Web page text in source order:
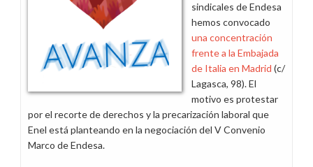
sindicales de Endesa
hemos convocado
una concentración
frente a la Embajada
de Italia en Madrid (c/
Lagasca, 98). El
motivo es protestar
por el recorte de derechos y la precarización laboral que
Enel está planteando en la negociación del V Convenio
Marco de Endesa.